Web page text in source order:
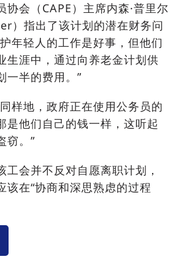
协会（CAPE）主席内森·普里尔
）指出了该计划的潜在财务问
年轻人的工作是好事，但他们
生涯中，通过向养老金计划供
一半的费用。”
样地，政府正在使用公务员的
是他们自己的钱一样，这听起
窃。”
工会并不反对自愿离职计划，
该在“协商和深思熟虑的过程